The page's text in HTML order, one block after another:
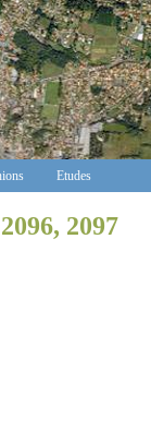
Etudes
2097